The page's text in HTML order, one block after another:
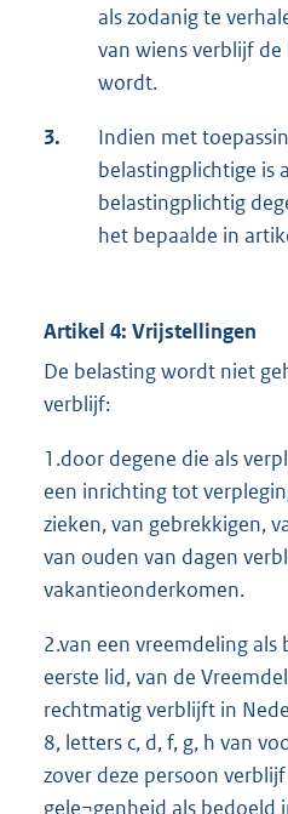
als zodanig te
van wiens verblijf
wordt.
3.
Indien met
belastingplichtige is
belastingplichtig
het bepaalde in
Artikel 4: Vrijstellingen
De belasting wordt niet
verblijf:
1.door degene die als
een inrichting tot
zieken, van gebrekkigen,
van ouden van dagen
vakantieonderkomen.
2.van een vreemdeling
eerste lid, van de
rechtmatig verblijft in
8, letters c, d, f, g, h van
zover deze persoon
gele¬genheid als bedoeld